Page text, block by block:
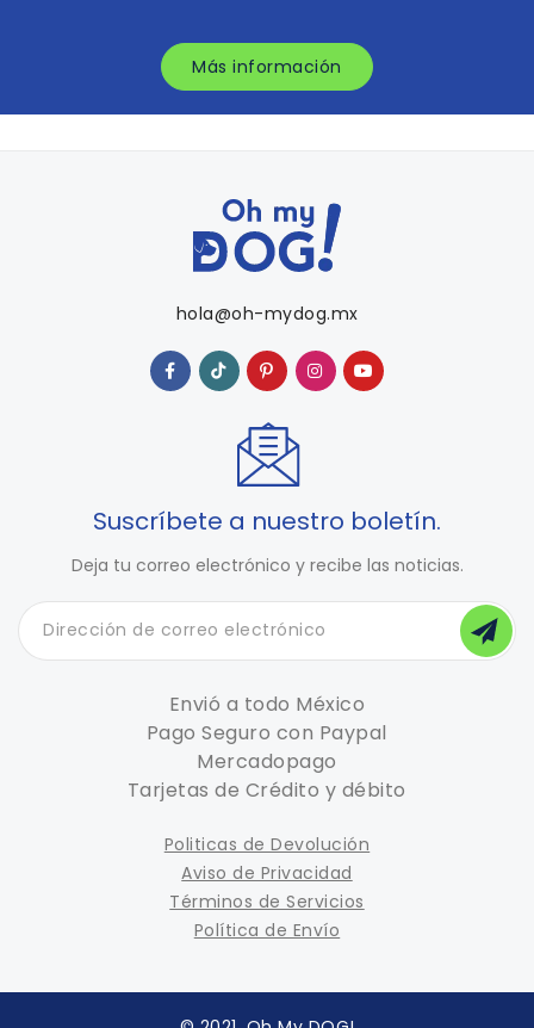
Más información
hola@oh-mydog.mx
Suscríbete a nuestro boletín.
Deja tu correo electrónico y recibe las noticias.
Envió a todo México
Pago Seguro con Paypal
Mercadopago
Tarjetas de Crédito y débito
Politicas de Devolución
Aviso de Privacidad
Términos de Servicios
Política de Envío